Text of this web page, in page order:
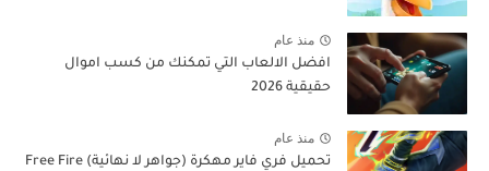
منذ عام
افضل الالعاب التي تمكنك من كسب اموال
حقيقية 2026
منذ عام
تحميل فري فاير مهكرة (جواهر لا نهائية) Free Fire